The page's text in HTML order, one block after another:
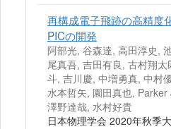
再構成電子飛跡の高精度
PICの開発
阿部光, 谷森達, 高田淳史,
尾真吾, 吉田有良, 古村翔
斗, 吉川慶, 中増勇真, 中村
水本哲矢, 園田真也,
澤野達哉, 水村好貴
日本物理学会 2020年秋季